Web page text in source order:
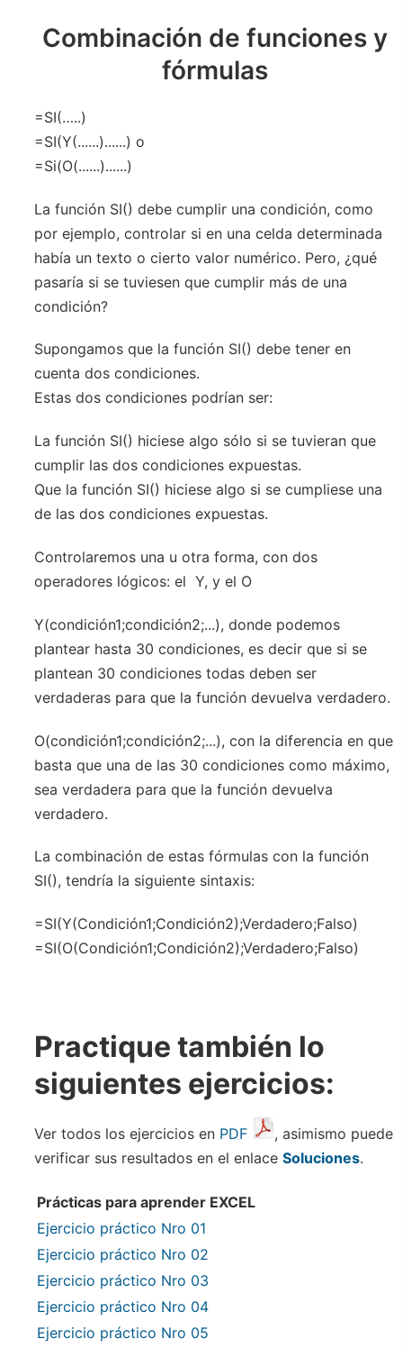
Combinación de funciones y
fórmulas
=SI(…..)
=SI(Y(......)......) o
=Si(O(......)......)
La función SI() debe cumplir una condición, como
por ejemplo, controlar si en una celda determinada
había un texto o cierto valor numérico. Pero, ¿qué
pasaría si se tuviesen que cumplir más de una
condición?
Supongamos que la función SI() debe tener en
cuenta dos condiciones.
Estas dos condiciones podrían ser:
La función SI() hiciese algo sólo si se tuvieran que
cumplir las dos condiciones expuestas.
Que la función SI() hiciese algo si se cumpliese una
de las dos condiciones expuestas.
Controlaremos una u otra forma, con dos
operadores lógicos: el Y, y el O
Y(condición1;condición2;...), donde podemos
plantear hasta 30 condiciones, es decir que si se
plantean 30 condiciones todas deben ser
verdaderas para que la función devuelva verdadero.
O(condición1;condición2;...), con la diferencia en que
basta que una de las 30 condiciones como máximo,
sea verdadera para que la función devuelva
verdadero.
La combinación de estas fórmulas con la función
SI(), tendría la siguiente sintaxis:
=SI(Y(Condición1;Condición2);Verdadero;Falso)
=SI(O(Condición1;Condición2);Verdadero;Falso)
Practique también lo
siguientes ejercicios:
Ver todos los ejercicios en PDF
, asimismo puede
verificar sus resultados en el enlace Soluciones.
Prácticas para aprender EXCEL
Ejercicio práctico Nro 01
Ejercicio práctico Nro 02
Ejercicio práctico Nro 03
Ejercicio práctico Nro 04
Ejercicio práctico Nro 05